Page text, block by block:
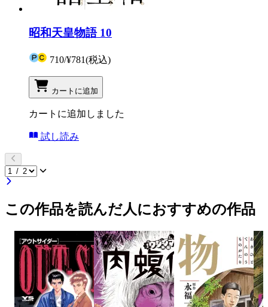
昭和天皇物語 10
710/¥781(税込)
カートに追加
カートに追加しました
試し読み
この作品を読んだ人におすすめの作品